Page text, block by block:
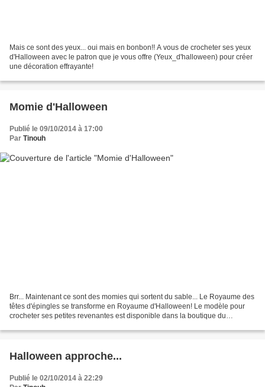
Mais ce sont des yeux... oui mais en bonbon!! A vous de crocheter ses yeux
d'Halloween avec le patron que je vous offre (Yeux_d'halloween) pour créer
une décoration effrayante!
Momie d'Halloween
Publié le 09/10/2014 à 17:00
Par Tinouh
Brr... Maintenant ce sont des momies qui sortent du sable... Le Royaume des
têtes d'épingles se transforme en Royaume d'Halloween! Le modèle pour
crocheter ses petites revenantes est disponible dans la boutique du
Halloween approche...
Publié le 02/10/2014 à 22:29